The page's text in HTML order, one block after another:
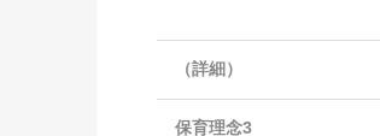
（詳細）
保育理念3